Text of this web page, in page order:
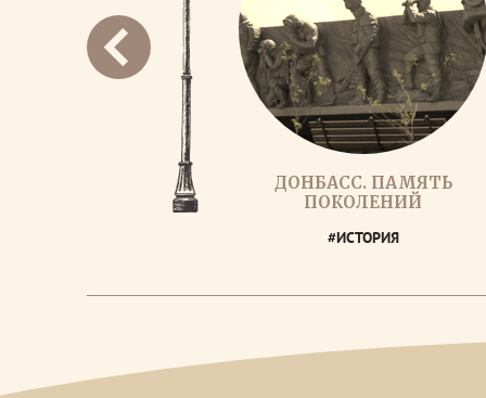
ДОНБАСС. ПАМЯТЬ
ПОКОЛЕНИЙ
#ИСТОРИЯ